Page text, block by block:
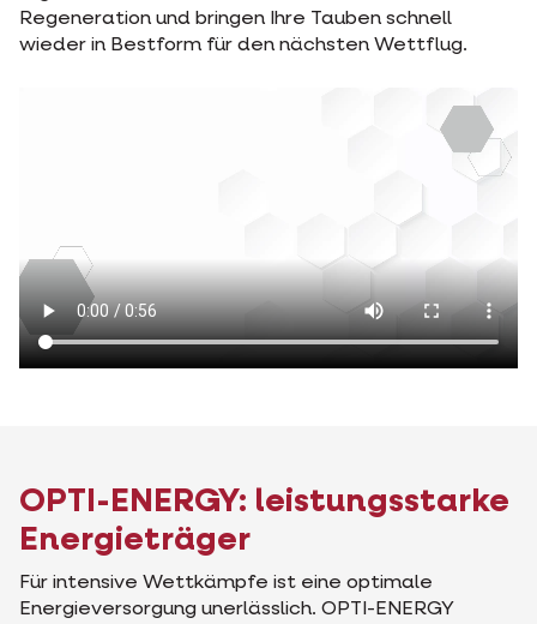
Regeneration und bringen Ihre Tauben schnell
wieder in Bestform für den nächsten Wettflug.
OPTI-ENERGY: leistungsstarke
Energieträger
Für intensive Wettkämpfe ist eine optimale
Energieversorgung unerlässlich. OPTI-ENERGY